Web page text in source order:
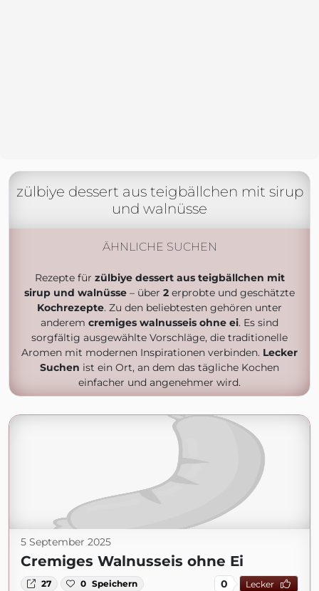
zülbiye dessert aus teigbällchen mit sirup
und walnüsse
ÄHNLICHE SUCHEN
Rezepte für zülbiye dessert aus teigbällchen mit
sirup und walnüsse – über 2 erprobte und geschätzte
Kochrezepte. Zu den beliebtesten gehören unter
anderem cremiges walnusseis ohne ei. Es sind
sorgfältig ausgewählte Vorschläge, die traditionelle
Aromen mit modernen Inspirationen verbinden. Lecker
Suchen ist ein Ort, an dem das tägliche Kochen
einfacher und angenehmer wird.
5 September 2025
Cremiges Walnusseis ohne Ei
27 0 Speichern 0 Lecker